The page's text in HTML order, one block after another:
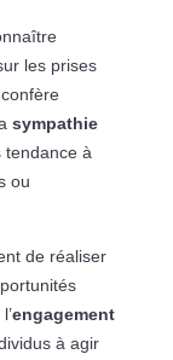
les prises
sympathie
tendance à
ou
de réaliser
engagement
à agir